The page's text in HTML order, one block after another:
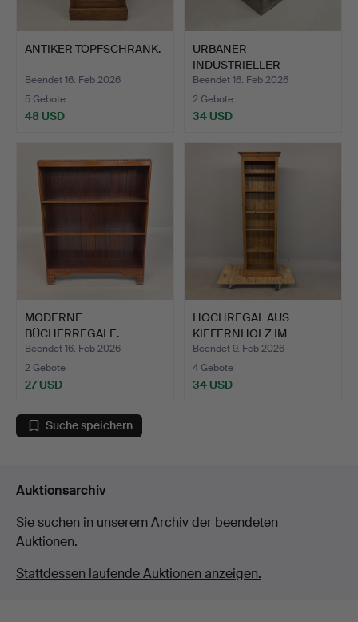
ANTIKER TOPFSCHRANK.
Beendet 16. Feb 2026
5 Gebote
48 USD
URBANER
INDUSTRIELLER
METALLSCHRANK.
Beendet 16. Feb 2026
2 Gebote
34 USD
MODERNE
BÜCHERREGALE.
Beendet 16. Feb 2026
2 Gebote
27 USD
HOCHREGAL AUS
KIEFERNHOLZ IM
VINTAGE-STIL.
Beendet 9. Feb 2026
4 Gebote
34 USD
Suche speichern
Auktionsarchiv
Sie suchen in unserem Archiv der beendeten
Auktionen.
Stattdessen laufende Auktionen anzeigen.